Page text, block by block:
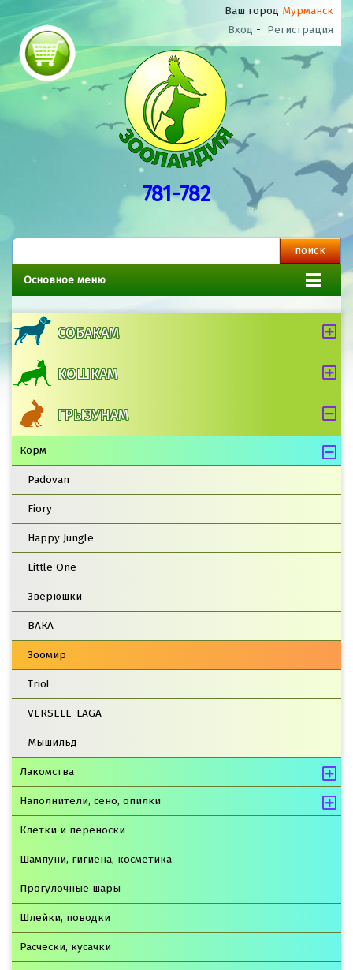
Ваш город Мурманск
Вход - Регистрация
781-782
Основное меню
СОБАКАМ
КОШКАМ
ГРЫЗУНАМ
Корм
Padovan
Fiory
Happy Jungle
Little One
Зверюшки
ВАКА
Зоомир
Triol
VERSELE-LAGA
Мышильд
Лакомства
Наполнители, сено, опилки
Клетки и переноски
Шампуни, гигиена, косметика
Прогулочные шары
Шлейки, поводки
Расчески, кусачки